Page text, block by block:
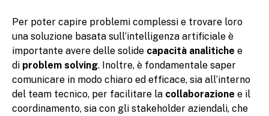
Per poter capire problemi complessi e trovare loro
una soluzione basata sull’intelligenza artificiale è
importante avere delle solide capacità analitiche e
di problem solving. Inoltre, è fondamentale saper
comunicare in modo chiaro ed efficace, sia all’interno
del team tecnico, per facilitare la collaborazione e il
coordinamento, sia con gli stakeholder aziendali, che